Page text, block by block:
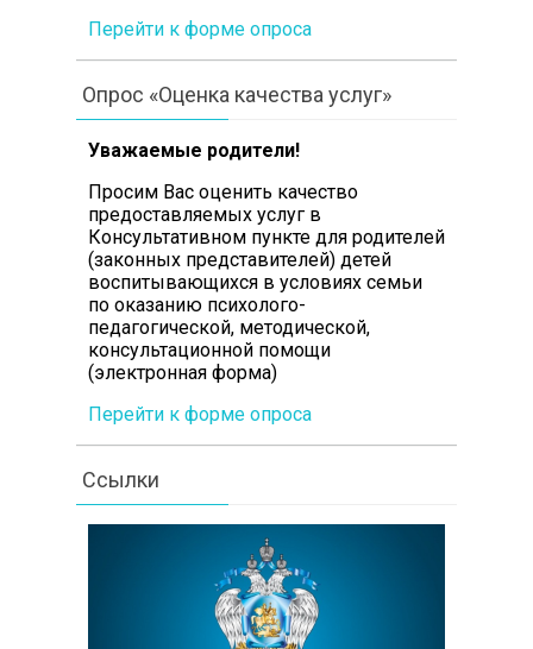
Перейти к форме опроса
Опрос «Оценка качества услуг»
Уважаемые родители!
Просим Вас оценить качество
предоставляемых услуг в
Консультативном пункте для родителей
(законных представителей) детей
воспитывающихся в условиях семьи
по оказанию психолого-
педагогической, методической,
консультационной помощи
(электронная форма)
Перейти к форме опроса
Ссылки